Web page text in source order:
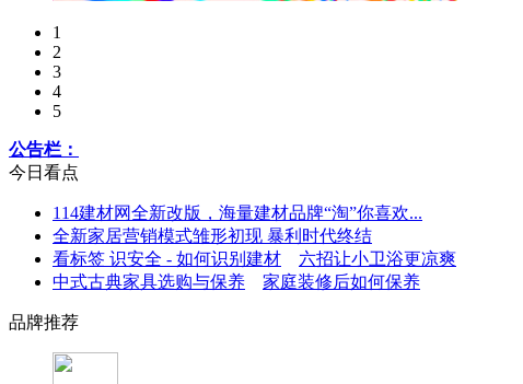
1
2
3
4
5
公告栏：
今日看点
114建材网全新改版，海量建材品牌“淘”你喜欢...
全新家居营销模式雏形初现 暴利时代终结
看标签 识安全 - 如何识别建材
六招让小卫浴更凉爽
中式古典家具选购与保养
家庭装修后如何保养
品牌推荐